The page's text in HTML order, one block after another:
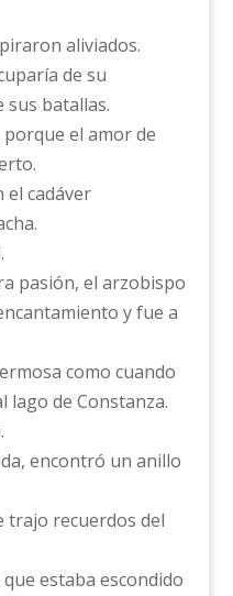
aliviados.
de su
sus batallas.
el amor de
el cadáver
pasión, el arzobispo
y fue a
como cuando
lago de Constanza.
encontró un anillo
trajo recuerdos del
estaba escondido